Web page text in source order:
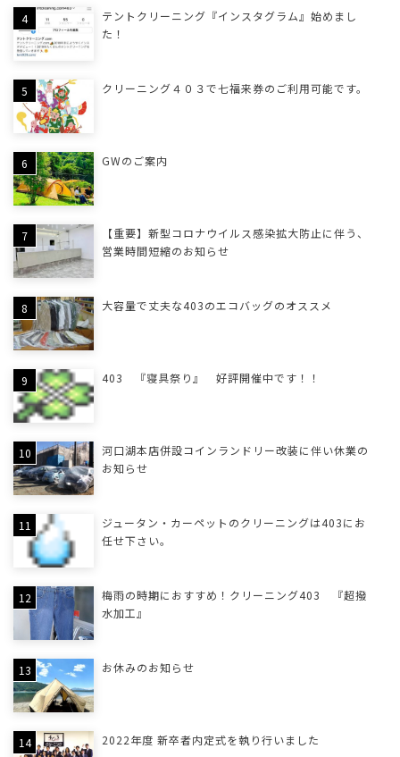
テントクリーニング『インスタグラム』始めまし
た！
クリーニング４０３で七福来券のご利用可能です。
GWのご案内
【重要】新型コロナウイルス感染拡大防止に伴う、
営業時間短縮のお知らせ
大容量で丈夫な403のエコバッグのオススメ
403 『寝具祭り』 好評開催中です！！
河口湖本店併設コインランドリー改装に伴い休業の
お知らせ
ジュータン・カーペットのクリーニングは403にお
任せ下さい。
梅雨の時期におすすめ！クリーニング403 『超撥
水加工』
お休みのお知らせ
2022年度 新卒者内定式を執り行いました